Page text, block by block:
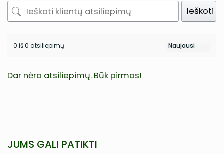
Ieškoti
0 iš 0 atsiliepimų
Dar nėra atsiliepimų. Būk pirmas!
JUMS GALI PATIKTI